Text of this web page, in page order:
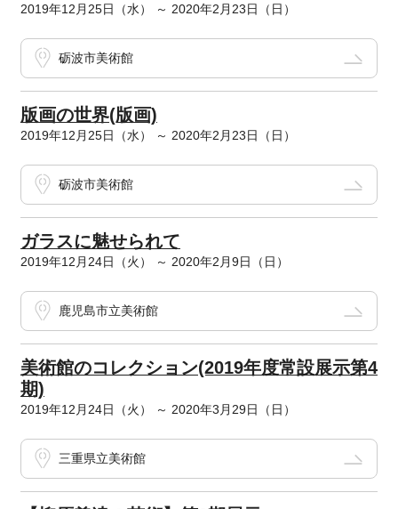
2019年12月25日（水） ～ 2020年2月23日（日）
砺波市美術館
版画の世界(版画)
2019年12月25日（水） ～ 2020年2月23日（日）
砺波市美術館
ガラスに魅せられて
2019年12月24日（火） ～ 2020年2月9日（日）
鹿児島市立美術館
美術館のコレクション(2019年度常設展示第4
期)
2019年12月24日（火） ～ 2020年3月29日（日）
三重県立美術館